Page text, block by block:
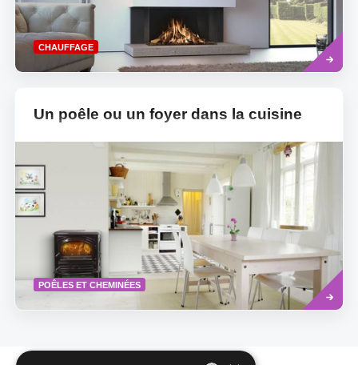
CHAUFFAGE
Read
more
Un poêle ou un foyer dans la cuisine
POÊLES ET CHEMINÉES
more